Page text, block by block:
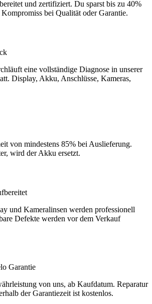
und zertifiziert. Du sparst bis zu 40%
bei Qualität oder Garantie.
eine vollständige Diagnose in unserer
Display, Akku, Anschlüsse, Kameras,
von mindestens 85% bei Auslieferung.
wird der Akku ersetzt.
und Kameralinsen werden professionell
Defekte werden vor dem Verkauf
Garantie
von uns, ab Kaufdatum. Reparatur
der Garantiezeit ist kostenlos.